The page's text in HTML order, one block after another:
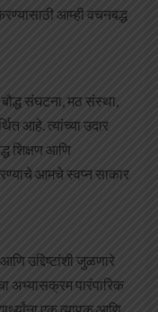
आम्ही वचनबद्ध
संघटना, मठ संस्था,
आहे. त्यांच्या उदार
शिक्षण आणि
आमचे स्वप्न साकार
उद्दिष्टांशी जुळणारे
अभ्यासक्रम पारंपारिक